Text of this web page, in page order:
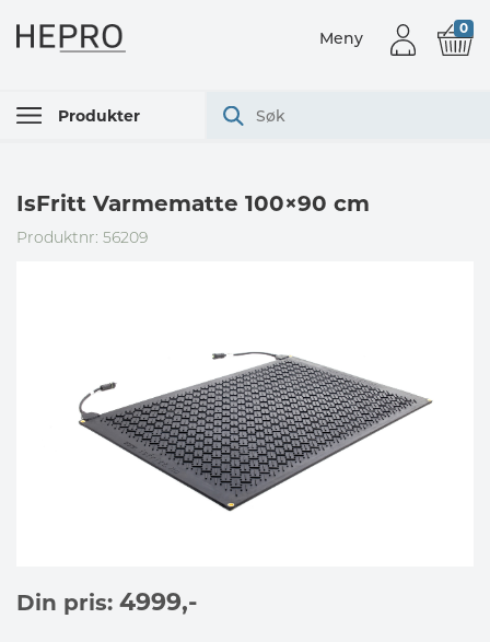
Produkter
Meny
0
IsFritt Varmematte 100×90 cm
Produktnr: 56209
Din pris: 4999,-